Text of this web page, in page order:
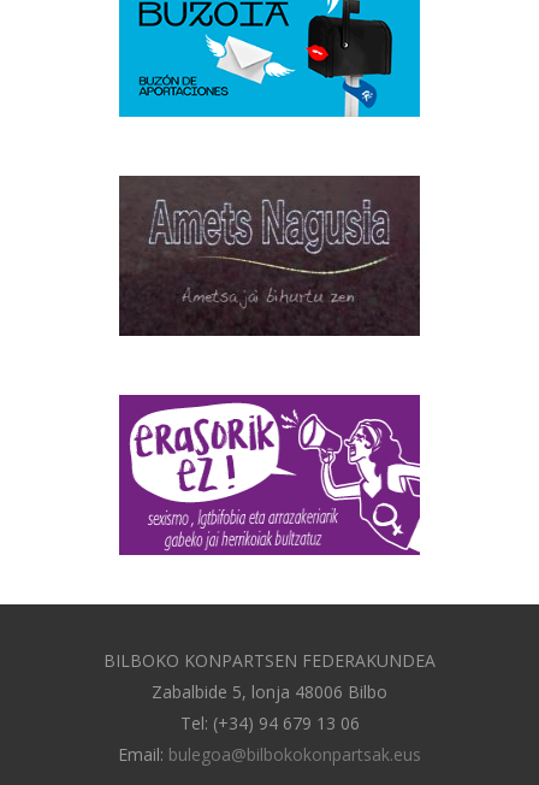
BILBOKO KONPARTSEN FEDERAKUNDEA
Zabalbide 5, lonja 48006 Bilbo
Tel: (+34) 94 679 13 06
Email: bulegoa@bilbokokonpartsak.eus